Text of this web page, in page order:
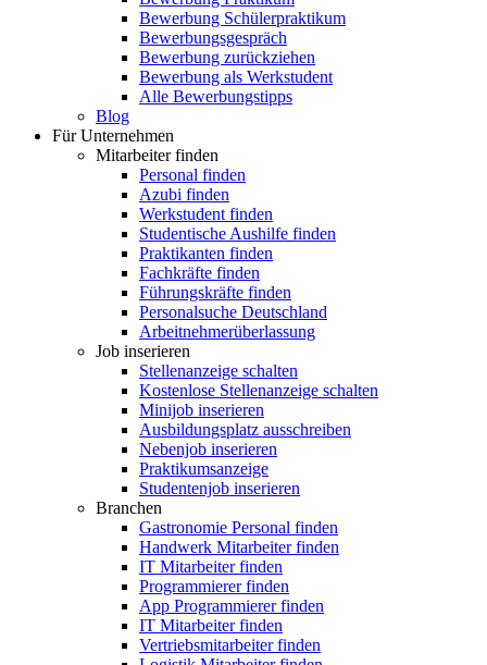
Bewerbung Schülerpraktikum
Bewerbungsgespräch
Bewerbung zurückziehen
Bewerbung als Werkstudent
Alle Bewerbungstipps
Blog
Für Unternehmen
Mitarbeiter finden
Personal finden
Azubi finden
Werkstudent finden
Studentische Aushilfe finden
Praktikanten finden
Fachkräfte finden
Führungskräfte finden
Personalsuche Deutschland
Arbeitnehmerüberlassung
Job inserieren
Stellenanzeige schalten
Kostenlose Stellenanzeige schalten
Minijob inserieren
Ausbildungsplatz ausschreiben
Nebenjob inserieren
Praktikumsanzeige
Studentenjob inserieren
Branchen
Gastronomie Personal finden
Handwerk Mitarbeiter finden
IT Mitarbeiter finden
Programmierer finden
App Programmierer finden
IT Mitarbeiter finden
Vertriebsmitarbeiter finden